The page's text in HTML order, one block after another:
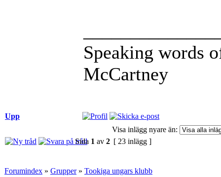
Speaking words
McCartney
Upp
Visa inlägg nyare än:
Sida 1 av 2 [ 23 inlägg ]
Forumindex » Grupper» Tookiga ungars klubb